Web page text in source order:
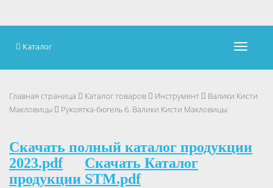
Каталог
Главная страница Каталог товаров Инструмент
Валики Кисти
Макловицы
Рукоятка-бюгель 6. Валики Кисти Макловицы
Скачать полный каталог продукции
2023.pdf
Скачать Каталог
продукции STM.pdf